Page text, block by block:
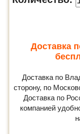
Доставка
Доставка по
сторону, по
Доставка по
компанией